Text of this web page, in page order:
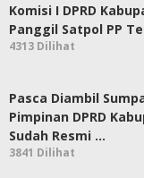
Komisi I DPRD
Panggil Satpol PP
4313 Dilihat
Pasca Diambil
Pimpinan DPRD
Sudah Resmi …
3841 Dilihat